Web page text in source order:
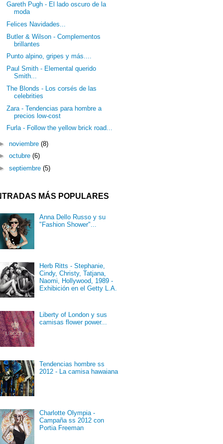
Gareth Pugh - El lado oscuro de la
moda
Felices Navidades...
Butler & Wilson - Complementos
brillantes
Punto alpino, gripes y más....
Paul Smith - Elemental querido
Smith...
The Blonds - Los corsés de las
celebrities
Zara - Tendencias para hombre a
precios low-cost
Furla - Follow the yellow brick road...
noviembre (8)
octubre (6)
septiembre (5)
MÁS POPULARES
Anna Dello Russo y su
"Fashion Shower"...
Herb Ritts - Stephanie,
Cindy, Christy, Tatjana,
Naomi, Hollywood, 1989 -
Exhibición en el Getty L.A.
Liberty of London y sus
camisas flower power...
Tendencias hombre ss
2012 - La camisa hawaiana
Charlotte Olympia -
Campaña ss 2012 con
Portia Freeman